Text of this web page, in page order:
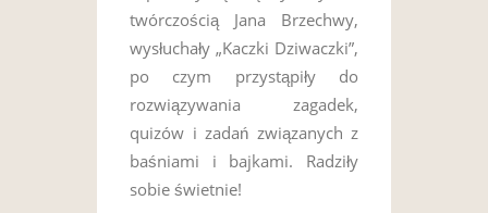
twórczością Jana Brzechwy,
wysłuchały „Kaczki Dziwaczki”,
po czym przystąpiły do
rozwiązywania zagadek,
quizów i zadań związanych z
baśniami i bajkami. Radziły
sobie świetnie!